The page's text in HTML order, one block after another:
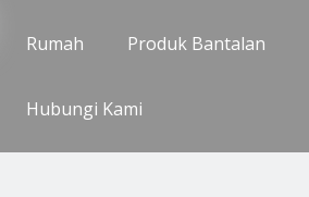
Rumah Produk Bantalan
Hubungi Kami